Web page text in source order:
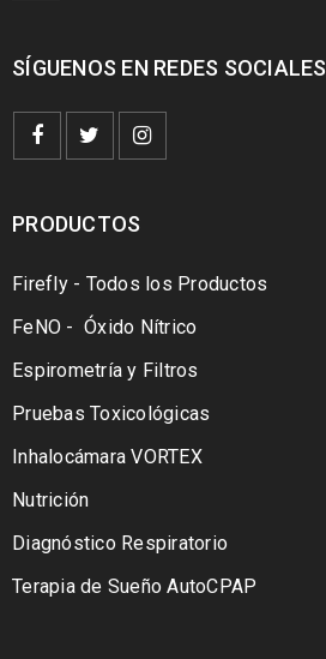
SÍGUENOS EN REDES SOCIALES
PRODUCTOS
Firefly - Todos los Productos
FeNO - Óxido Nítrico
Espirometría y Filtros
Pruebas Toxicológicas
Inhalocámara VORTEX
Nutrición
Diagnóstico Respiratorio
Terapia de Sueño AutoCPAP